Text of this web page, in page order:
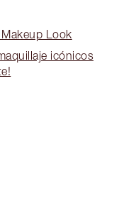
Look
icónicos